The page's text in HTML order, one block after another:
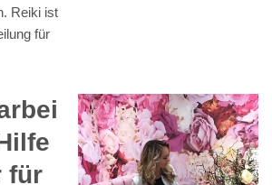
Reiki ist
für
für